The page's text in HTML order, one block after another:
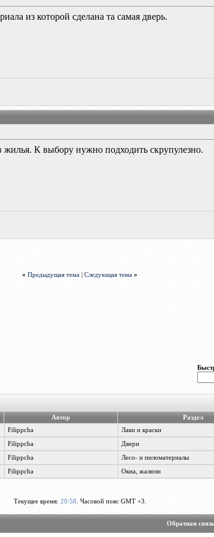
из которой сделана та самая дверь.
К выбору нужно подходить скрупулезно.
« Предыдущая тема |Следующая тема »
Автор
Раздел
Filippcha Лаки и краски
Filippcha Двери
Filippcha Лесо- и пиломатериалы
Filippcha Окна, жалюзи
Текущее время: 20:58 . Часовой пояс GMT +3.
Обратная связь